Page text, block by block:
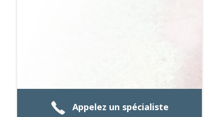
Appelez un spécialiste